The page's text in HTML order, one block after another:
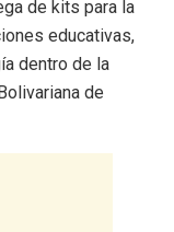
de kits para la
educativas,
dentro de la
de